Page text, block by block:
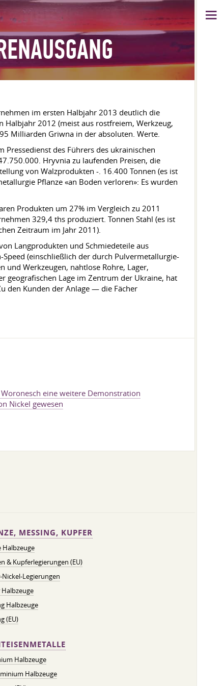
im ersten Halbjahr 2013 deutlich die
Halbjahr 2012 (meist aus rostfreiem, Werkzeug,
Milliarden Griwna in der absoluten. Werte.
des Führers des ukrainischen
Hryvnia zu laufenden Preisen, die
von Walzprodukten -. 16.400 Tonnen (es ist
Pflanze «an Boden verloren»: Es wurden
Produkten um 27% im Vergleich zu 2011
329,4 ths produziert. Tonnen Stahl (es ist
Zeitraum im Jahr 2011).
Langprodukten und Schmiedeteile aus
​​(einschließlich der durch Pulvermetallurgie-
und Werkzeugen, nahtlose Rohre, Lager,
geografischen Lage im Zentrum der Ukraine, hat
den Kunden der Anlage — die Fächer
eine weitere Demonstration
Nickel gewesen
MESSING, KUPFER
Halbzeuge
& Kupferlegierungen (EU)
Nickel-Legierungen
Halbzeuge
(EU)
Halbzeuge
Halbzeuge